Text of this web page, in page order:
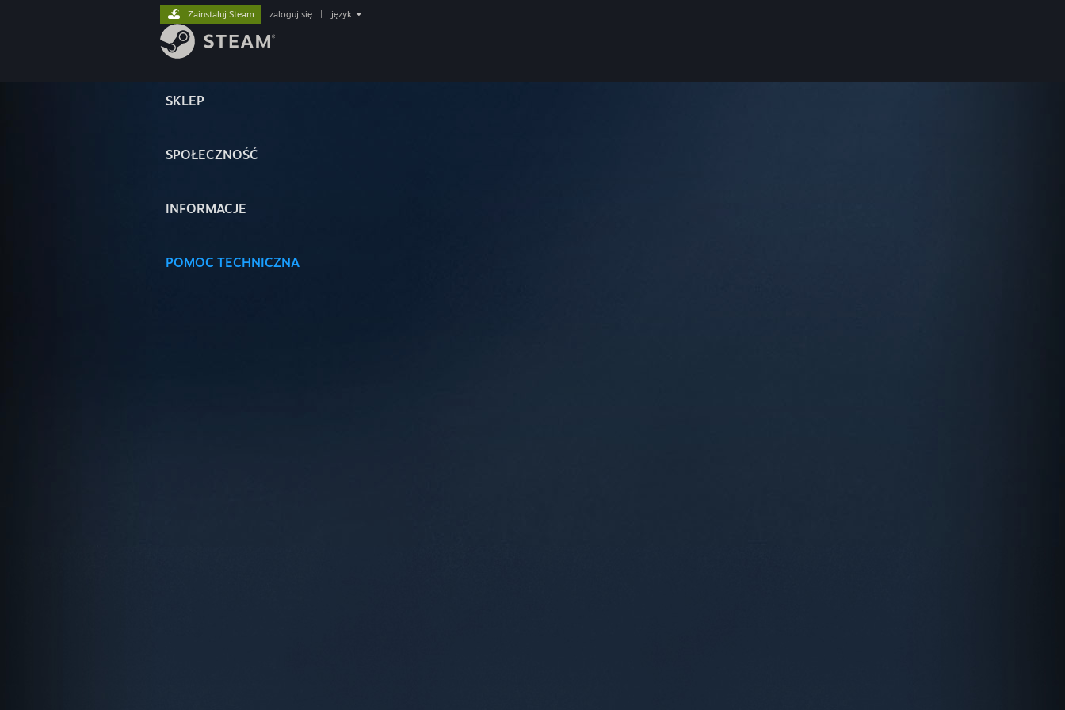
SKLEP
SPOŁECZNOŚĆ
INFORMACJE
POMOC TECHNICZNA
Zainstaluj Steam zaloguj się język